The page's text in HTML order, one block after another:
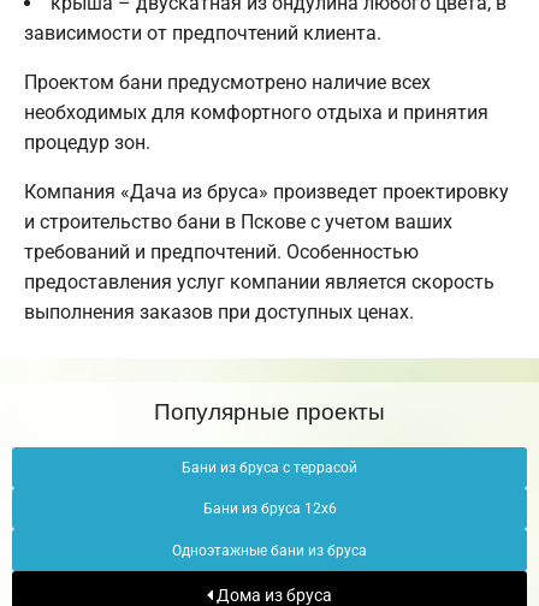
зависимости от предпочтений клиента.
Проектом бани предусмотрено наличие всех
необходимых для комфортного отдыха и принятия
процедур зон.
Компания «Дача из бруса» произведет проектировку
и строительство бани в Пскове с учетом ваших
требований и предпочтений. Особенностью
предоставления услуг компании является скорость
выполнения заказов при доступных ценах.
Популярные проекты
Бани из бруса с террасой
Бани из бруса 12х6
Одноэтажные бани из бруса
Дома из бруса